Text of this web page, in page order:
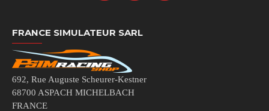
FRANCE SIMULATEUR SARL
692, Rue Auguste Scheurer-Kestner
68700 ASPACH MICHELBACH
FRANCE